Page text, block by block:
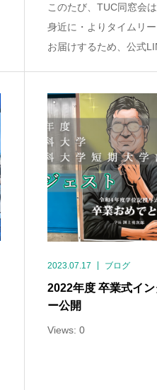
このたび、TUC同窓会
身近に・よりタイムリ
お届けするため、公式
2023.07.17 ブログ
2022年度 卒業式イ
ー公開
Views: 0